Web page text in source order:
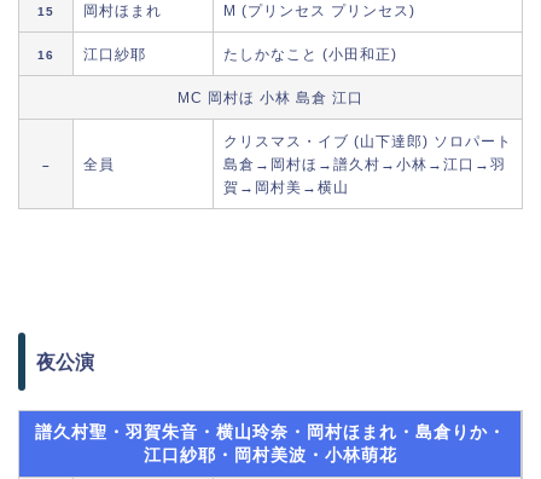
15 岡村ほまれ M (プリンセス プリンセス)
16 江口紗耶 たしかなこと (小田和正)
MC 岡村ほ 小林 島倉 江口
– 全員
クリスマス・イブ (山下達郎) ソロパート
島倉→岡村ほ→譜久村→小林→江口→羽
賀→岡村美→横山
夜公演
譜久村聖・羽賀朱音・横山玲奈・岡村ほまれ・島倉りか・
江口紗耶・岡村美波・小林萌花